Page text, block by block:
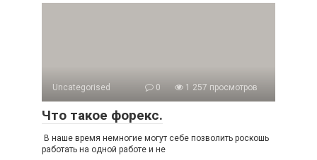
Uncategorised 0 1 257 просмотров
Что такое форекс.
В наше время немногие могут себе позволить роскошь
работать на одной работе и не